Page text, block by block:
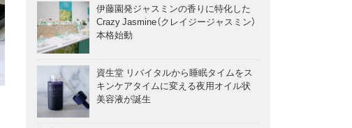
伊藤園発ジャスミンの香りに特化した
Crazy Jasmine（クレイジージャスミン）
本格始動
資生堂 リバイタルから睡眠タイムをス
キンケアタイムに変える夜用オイル状
美容液が誕生